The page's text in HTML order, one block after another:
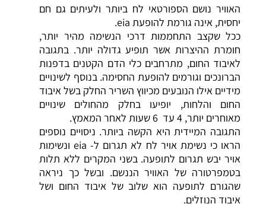
האוויר נושם הספורטאי לח ביותר ולעיתים גם חם
יחסית, אינה גורמת להופעת eia.
ככל שקצב התחממות דרכי הנשימה מהיר יותר,
חומרת ההיצרות אשר תופיע גדולה יותר. בתגובה
לאיבוד החום, מתרחבים כלי הדם הקטנים בדפנות
הברונכים וגורמים להופעת החסימה. בנוסף לשינויים
מידיים אילו הנובעים מכיווץ השריר החלק בשל איבוד
החום והלחות, יופיעו בחלק מהחולים שינויים
מאוחרים יותר, 4 עד 6 שעות לאחר המאמץ.
התגובה המיידית היא הקשה ביותר. ניסויים נוספים
הראו כי נשימת אויר לח לא תגרום ל- eia ונשימות
אויר יבש תגרום לתופעה. בשני המקרים ללא תלות
בטמפרטורה של האוויר הננשם. ובשל כך ניראה
שהגורם לתופעה הוא שלוב של איבוד החום ושל
איבוד הנוזלים.